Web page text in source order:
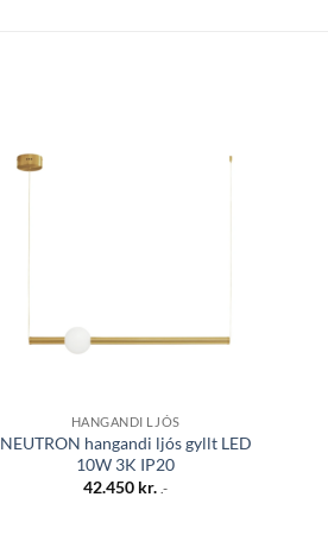
HANGANDI LJÓS
NEUTRON hangandi ljós gyllt LED
10W 3K IP20
42.450 kr. .-